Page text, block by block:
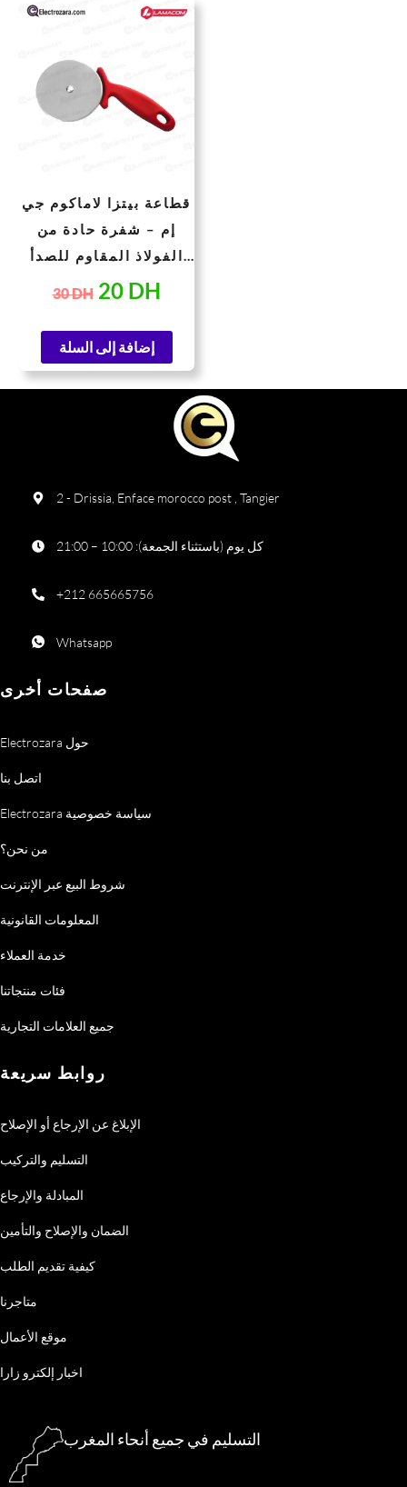
قطاعة بيتزا لاماكوم جي
إم – شفرة حادة من
الفولاذ المقاوم للصدأ
ومقبض أحمر مريح |
التنظيف
30DH
السعر
هو:
30 DH.
20 DH
السعر
إضافة إلى السلة
2 - Drissia, Enface morocco post , Tangier
كل يوم (باستثناء الجمعة): 10:00 – 21:00
+212 665665756
Whatsapp
صفحات أخرى
Electrozara حول
اتصل بنا
Electrozara سياسة خصوصية
من نحن؟
شروط البيع عبر الإنترنت
المعلومات القانونية
خدمة العملاء
فئات منتجاتنا
جميع العلامات التجارية
روابط سريعة
الإبلاغ عن الإرجاع أو الإصلاح
التسليم والتركيب
المبادلة والإرجاع
الضمان والإصلاح والتأمين
كيفية تقديم الطلب
متاجرنا
موقع الأعمال
اخبار إلكترو زارا
التسليم في جميع أنحاء المغرب